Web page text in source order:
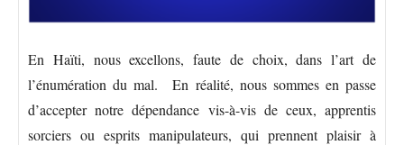
En Haïti, nous excellons, faute de choix, dans l’art de
l’énumération du mal. En réalité, nous sommes en passe
d’accepter notre dépendance vis-à-vis de ceux, apprentis
sorciers ou esprits manipulateurs, qui prennent plaisir à